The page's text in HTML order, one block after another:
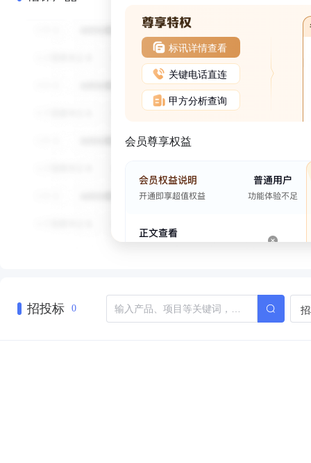
标讯详情查看
关键电话直连
甲方分析查询
会员尊享权益
招投标 0